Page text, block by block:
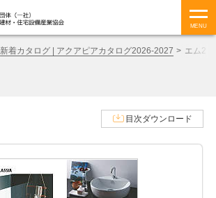
MENU
新着カタログ | アクアピアカタログ2026-2027 エム2
目次ダウンロード